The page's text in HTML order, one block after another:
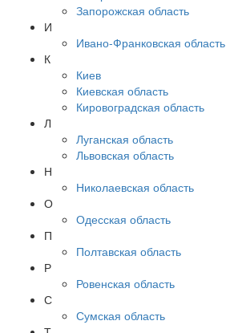
Запорожская область
И
Ивано-Франковская область
К
Киев
Киевская область
Кировоградская область
Л
Луганская область
Львовская область
Н
Николаевская область
О
Одесская область
П
Полтавская область
Р
Ровенская область
С
Сумская область